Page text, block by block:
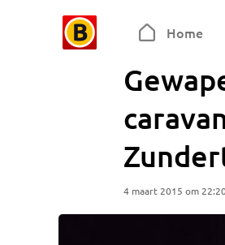
Home
4 maart 2015 om